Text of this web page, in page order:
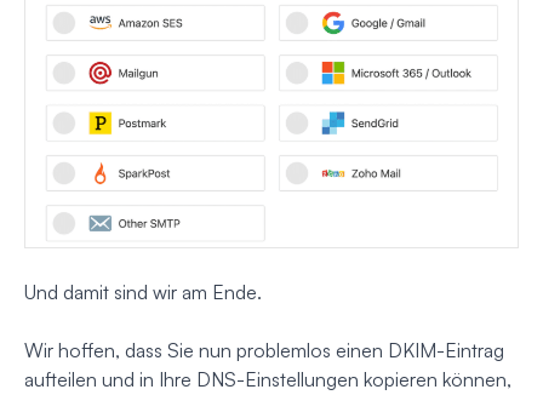
Und damit sind wir am Ende.
Wir hoffen, dass Sie nun problemlos einen DKIM-Eintrag
aufteilen und in Ihre DNS-Einstellungen kopieren können,